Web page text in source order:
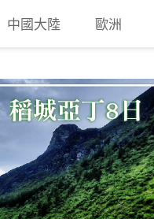
中國大陸 歐洲